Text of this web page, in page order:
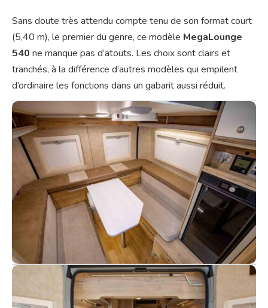
Sans doute très attendu compte tenu de son format court
(5,40 m), le premier du genre, ce modèle MegaLounge
540 ne manque pas d’atouts. Les choix sont clairs et
tranchés, à la différence d’autres modèles qui empilent
d’ordinaire les fonctions dans un gabarit aussi réduit.